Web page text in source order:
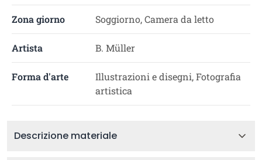
Zona giorno Soggiorno, Camera da letto
Artista B. Müller
Forma d'arte
Illustrazioni e disegni, Fotografia
artistica
Descrizione materiale